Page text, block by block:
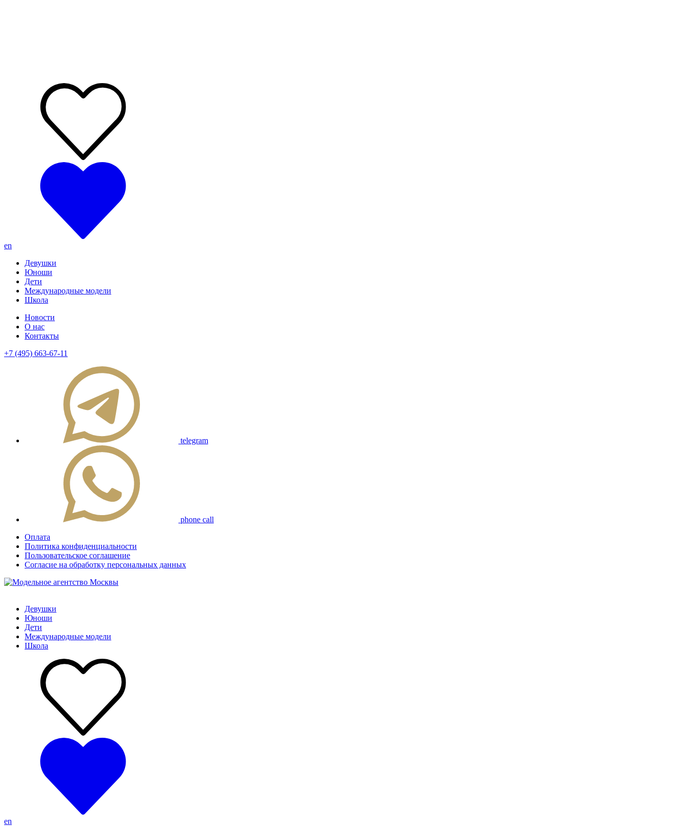
en
Девушки
Юноши
Дети
Международные модели
Школа
Новости
О нас
Контакты
+7 (495) 663-67-11
telegram
phone call
Оплата
Политика конфиденциальности
Пользовательское соглашение
Согласие на обработку персональных данных
Девушки
Юноши
Дети
Международные модели
Школа
en